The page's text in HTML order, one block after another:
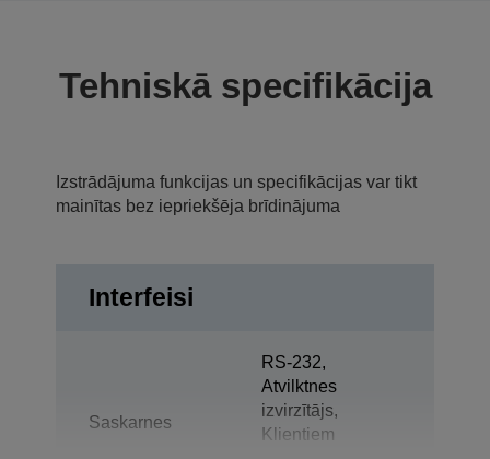
Tehniskā specifikācija
Izstrādājuma funkcijas un specifikācijas var tikt
mainītas bez iepriekšēja brīdinājuma
Interfeisi
Saskarnes
RS-232,
Atvilktnes
izvirzītājs,
Klientiem